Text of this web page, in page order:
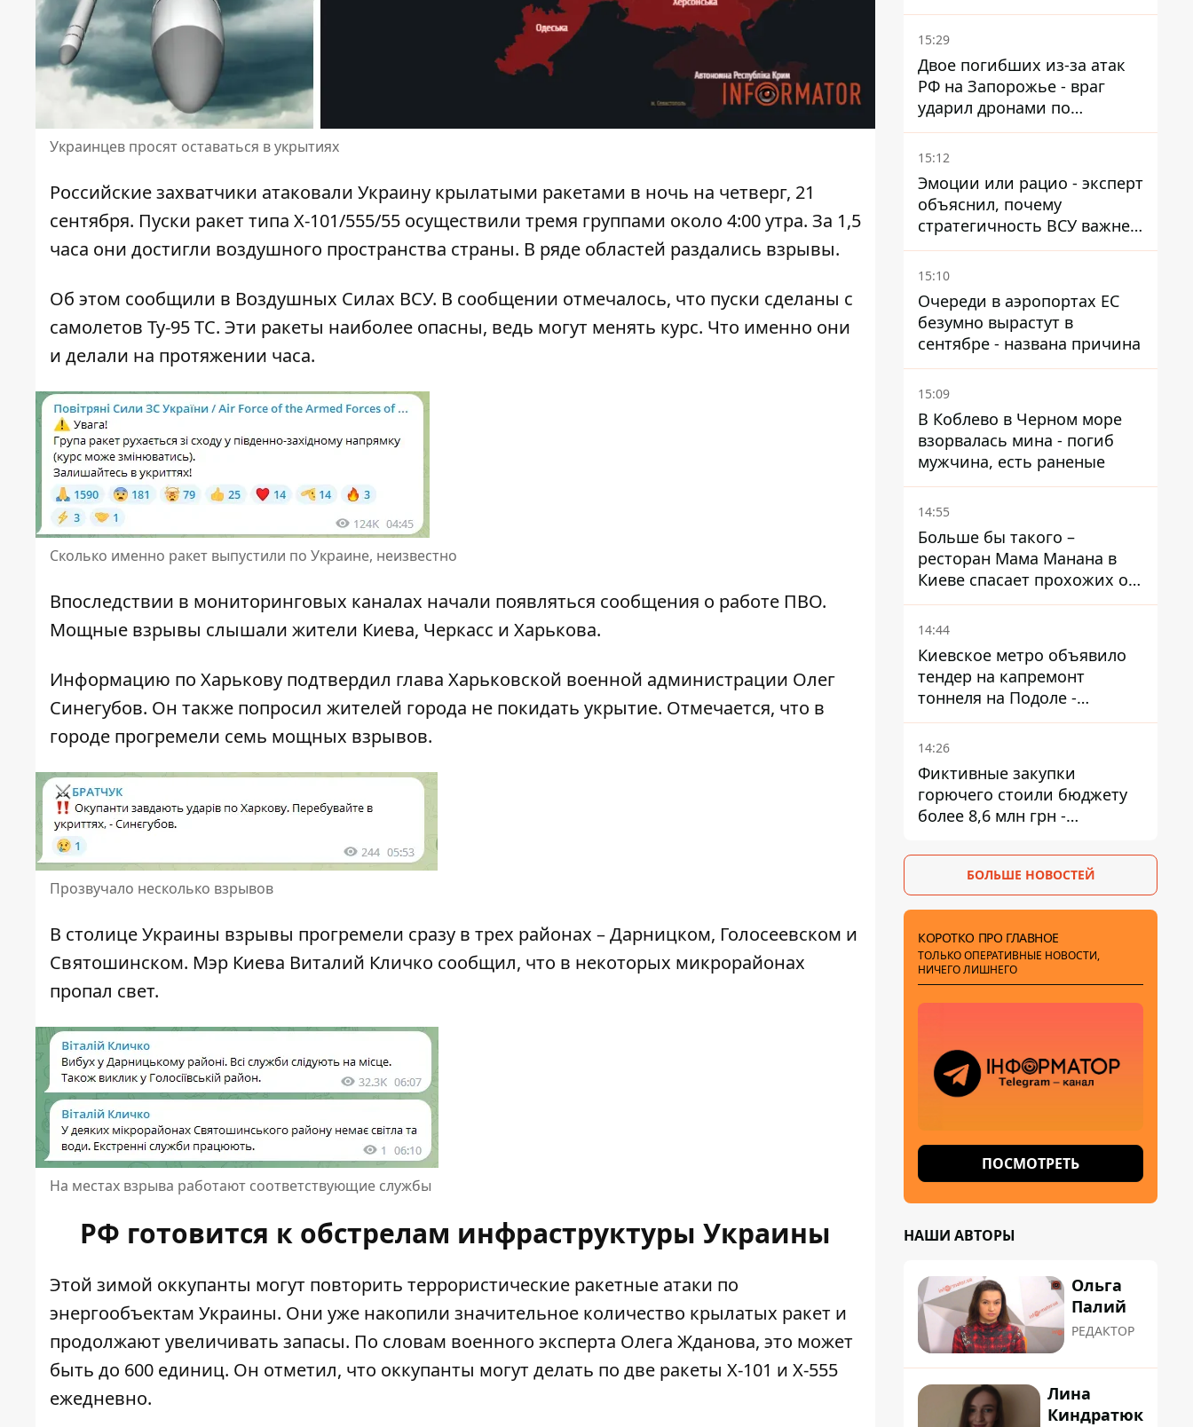
Украинцев просят оставаться в укрытиях
Российские захватчики атаковали Украину крылатыми ракетами в ночь на четверг, 21
сентября. Пуски ракет типа Х-101/555/55 осуществили тремя группами около 4:00 утра. За 1,5
часа они достигли воздушного пространства страны. В ряде областей раздались взрывы.
Об этом сообщили в Воздушных Силах ВСУ. В сообщении отмечалось, что пуски сделаны с
самолетов Ту-95 ТС. Эти ракеты наиболее опасны, ведь могут менять курс. Что именно они
и делали на протяжении часа.
Сколько именно ракет выпустили по Украине, неизвестно
Впоследствии в мониторинговых каналах начали появляться сообщения о работе ПВО.
Мощные взрывы слышали жители Киева, Черкасс и Харькова.
Информацию по Харькову подтвердил глава Харьковской военной администрации Олег
Синегубов. Он также попросил жителей города не покидать укрытие. Отмечается, что в
городе прогремели семь мощных взрывов.
Прозвучало несколько взрывов
В столице Украины взрывы прогремели сразу в трех районах – Дарницком, Голосеевском и
Святошинском. Мэр Киева Виталий Кличко сообщил, что в некоторых микрорайонах
пропал свет.
На местах взрыва работают соответствующие службы
РФ готовится к обстрелам инфраструктуры Украины
Этой зимой оккупанты могут повторить террористические ракетные атаки по
энергообъектам Украины. Они уже накопили значительное количество крылатых ракет и
продолжают увеличивать запасы. По словам военного эксперта Олега Жданова, это может
быть до 600 единиц. Он отметил, что оккупанты могут делать по две ракеты Х-101 и Х-555
ежедневно.
15:29
Двое погибших из-за атак
РФ на Запорожье - враг
ударил дронами по
автомобилю и поселку
15:12
Эмоции или рацио - эксперт
объяснил, почему
стратегичность ВСУ важнее
эмоциональных атак РФ
15:10
Очереди в аэропортах ЕС
безумно вырастут в
сентябре - названа причина
15:09
В Коблево в Черном море
взорвалась мина - погиб
мужчина, есть раненые
14:55
Больше бы такого –
ресторан Мама Манана в
Киеве спасает прохожих от
жары
14:44
Киевское метро объявило
тендер на капремонт
тоннеля на Подоле -
продлится почти два года
14:26
Фиктивные закупки
горючего стоили бюджету
более 8,6 млн грн -
убытки
БОЛЬШЕ НОВОСТЕЙ
КОРОТКО ПРО ГЛАВНОЕ
ТОЛЬКО ОПЕРАТИВНЫЕ НОВОСТИ,
НИЧЕГО ЛИШНЕГО
ПОСМОТРЕТЬ
НАШИ АВТОРЫ
Ольга
Палий
РЕДАКТОР
Лина
Киндратюк